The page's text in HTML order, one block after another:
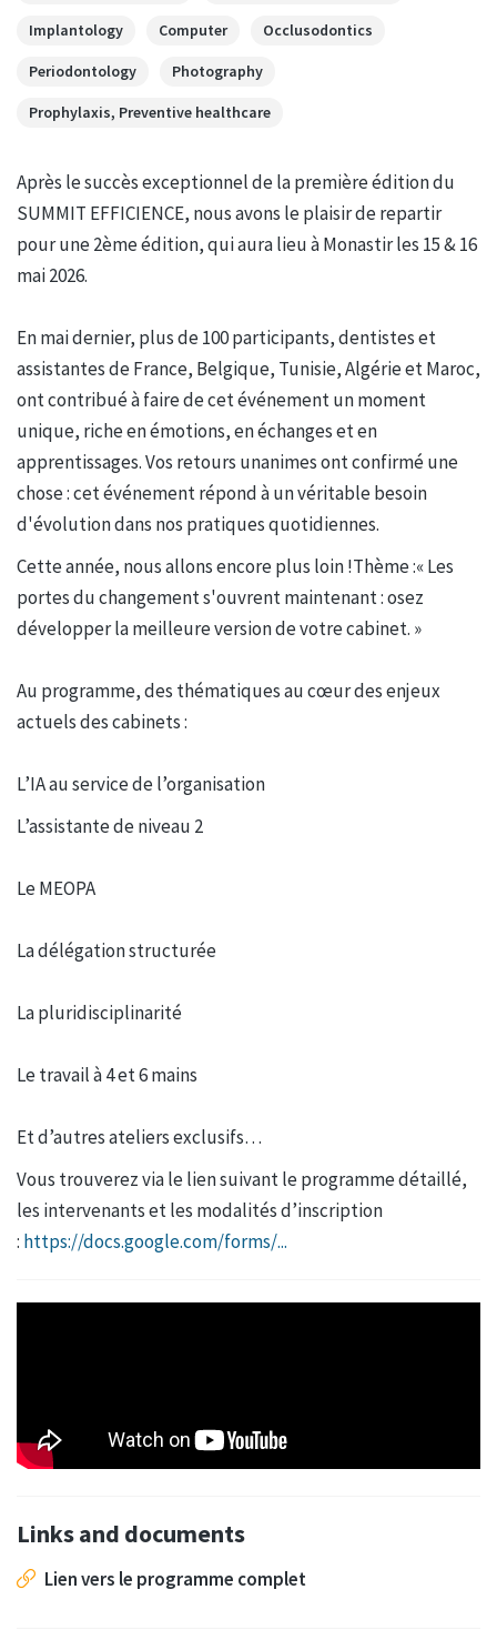
Implantology Computer Occlusodontics
Periodontology Photography
Prophylaxis, Preventive healthcare
Après le succès exceptionnel de la première édition du
SUMMIT EFFICIENCE, nous avons le plaisir de repartir
pour une 2ème édition, qui aura lieu à Monastir les 15 & 16
mai 2026.
En mai dernier, plus de 100 participants, dentistes et
assistantes de France, Belgique, Tunisie, Algérie et Maroc,
ont contribué à faire de cet événement un moment
unique, riche en émotions, en échanges et en
apprentissages. Vos retours unanimes ont confirmé une
chose : cet événement répond à un véritable besoin
d'évolution dans nos pratiques quotidiennes.
Cette année, nous allons encore plus loin !Thème :« Les
portes du changement s'ouvrent maintenant : osez
développer la meilleure version de votre cabinet. »
Au programme, des thématiques au cœur des enjeux
actuels des cabinets :
L’IA au service de l’organisation
L’assistante de niveau 2
Le MEOPA
La délégation structurée
La pluridisciplinarité
Le travail à 4 et 6 mains
Et d’autres ateliers exclusifs…
Vous trouverez via le lien suivant le programme détaillé,
les intervenants et les modalités d’inscription
: https://docs.google.com/forms/...
Links and documents
Lien vers le programme complet